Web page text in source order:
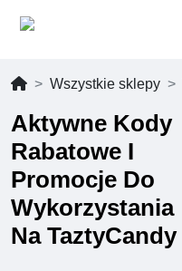
Wszystkie sklepy
Aktywne Kody
Rabatowe I
Promocje Do
Wykorzystania
Na TaztyCandy